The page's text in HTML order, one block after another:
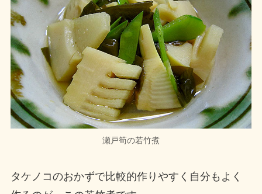
瀬戸筍の若竹煮
タケノコのおかずで比較的作りやすく自分もよく